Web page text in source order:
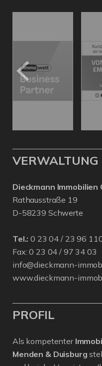
VERWALTUNG
Dieckmann Immobilien
Rathausstraße 19
D-58239 Schwerte
Tel.: 0 23 04 / 23 96
Fax: 0 23 04 / 97 34 03
info@dieckmann-
www.dieckmann-
PROFIL
Als kompetenter
Menden & Duisburg